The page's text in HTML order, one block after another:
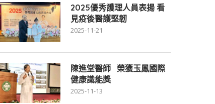
2025優秀護理人員表揚 看
見疫後醫護堅韌
2025-11-21
陳進堂醫師 榮獲玉鳳國際
健康識能獎
2025-11-13